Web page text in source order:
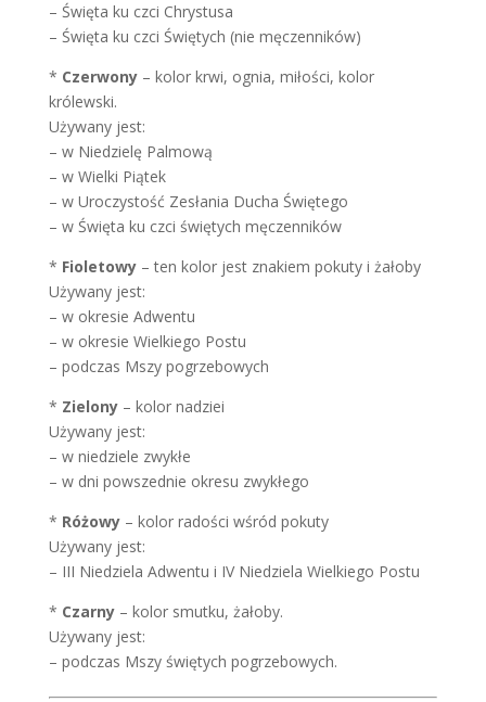
– Święta ku czci Chrystusa
– Święta ku czci Świętych (nie męczenników)
* Czerwony– kolor krwi, ognia, miłości, kolor
królewski.
Używany jest:
– w Niedzielę Palmową
– w Wielki Piątek
– w Uroczystość Zesłania Ducha Świętego
– w Święta ku czci świętych męczenników
* Fioletowy– ten kolor jest znakiem pokuty i żałoby
Używany jest:
– w okresie Adwentu
– w okresie Wielkiego Postu
– podczas Mszy pogrzebowych
* Zielony– kolor nadziei
Używany jest:
– w niedziele zwykłe
– w dni powszednie okresu zwykłego
* Różowy– kolor radości wśród pokuty
Używany jest:
– III Niedziela Adwentu i IV Niedziela Wielkiego Postu
* Czarny– kolor smutku, żałoby.
Używany jest:
– podczas Mszy świętych pogrzebowych.